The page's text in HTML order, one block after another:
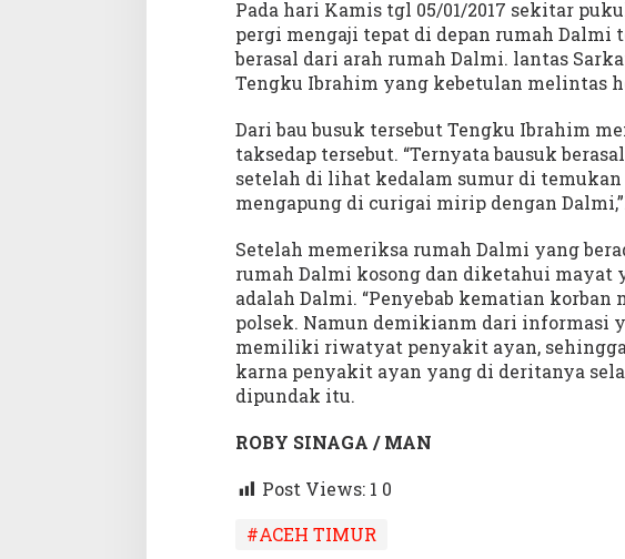
Pada hari Kamis tgl 05/01/2017 sekitar
pergi mengaji tepat di depan rumah Dalmi
berasal dari arah rumah Dalmi. lantas
Tengku Ibrahim yang kebetulan melintas
Dari bau busuk tersebut Tengku Ibrahim
taksedap tersebut. “Ternyata bausuk
setelah di lihat kedalam sumur di
mengapung di curigai mirip dengan
Setelah memeriksa rumah Dalmi yang
rumah Dalmi kosong dan diketahui mayat
adalah Dalmi. “Penyebab kematian
polsek. Namun demikianm dari informasi
memiliki riwatyat penyakit ayan,
karna penyakit ayan yang di deritanya
dipundak itu.
ROBY SINAGA / MAN
Post Views: 1 0
#ACEH TIMUR